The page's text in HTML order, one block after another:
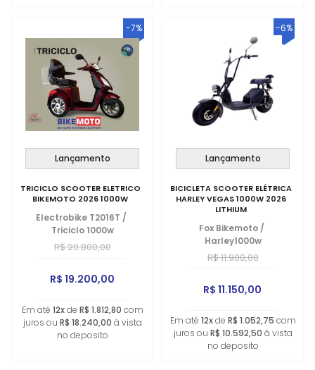
-7%
Lançamento
TRICICLO SCOOTER ELETRICO
BIKEMOTO 2026 1000W
Electrobike T2016T /
Triciclo 1000w
R$ 20.800,00
R$ 19.200,00
Em até 12xde R$ 1.812,80 com
juros ou R$ 18.240,00 à vista
no deposito
-6%
Lançamento
BICICLETA SCOOTER ELÉTRICA
HARLEY VEGAS 1000W 2026
LITHIUM
Fox Bikemoto /
Harley1000w
R$ 11.900,00
R$ 11.150,00
Em até 12xde R$ 1.052,75 com
juros ou R$ 10.592,50 à vista
no deposito